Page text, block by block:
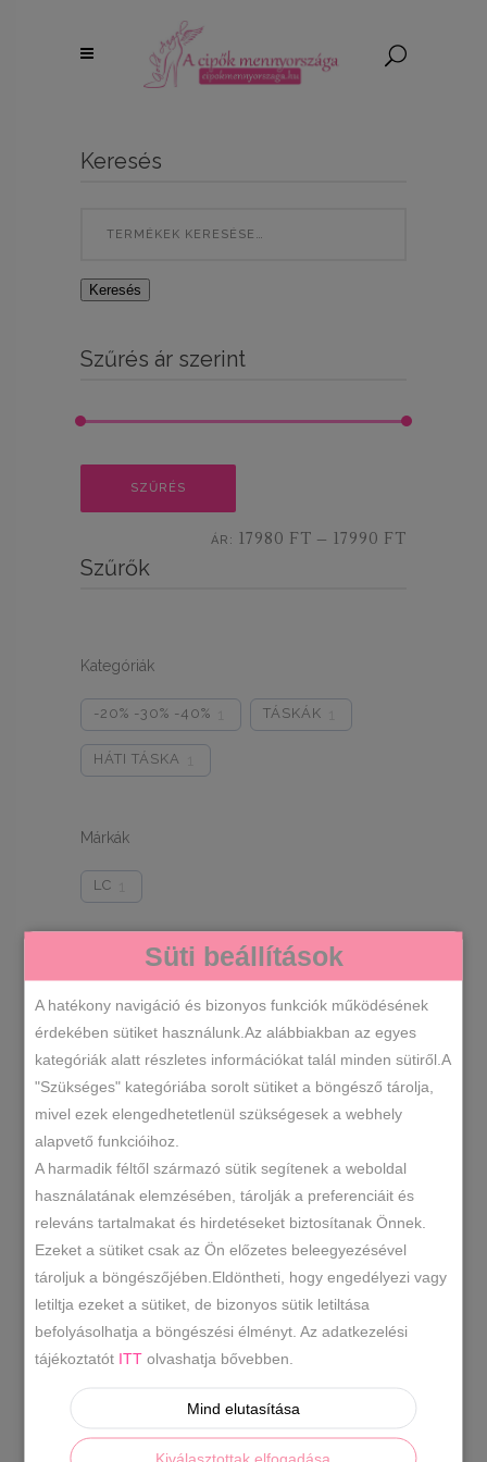
Keresés
Keresés
Szűrés ár szerint
SZŰRÉS
ÁR: 17980 FT — 17990 FT
Szűrők
Kategóriák
-20% -30% -40% TÁSKÁK
HÁTI TÁSKA
Márkák
LC
FEKETE 1 BÉZS 1 GRAFIT 1
ÖSSZESEN 1 TALÁLAT
-20%
SOLD
OPCIÓK VÁLASZTÁSA
Süti beállítások
A hatékony navigáció és bizonyos funkciók működésének
érdekében sütiket használunk.Az alábbiakban az egyes
kategóriák alatt részletes információkat talál minden sütiről.A
"Szükséges" kategóriába sorolt sütiket a böngésző tárolja,
mivel ezek elengedhetetlenül szükségesek a webhely
alapvető funkcióihoz.
A harmadik féltől származó sütik segítenek a weboldal
használatának elemzésében, tárolják a preferenciáit és
releváns tartalmakat és hirdetéseket biztosítanak Önnek.
Ezeket a sütiket csak az Ön előzetes beleegyezésével
tároljuk a böngészőjében.Eldöntheti, hogy engedélyezi vagy
letiltja ezeket a sütiket, de bizonyos sütik letiltása
befolyásolhatja a böngészési élményt. Az adatkezelési
tájékoztatót ITT olvashatja bővebben.
Mind elutasítása
Kiválasztottak elfogadása